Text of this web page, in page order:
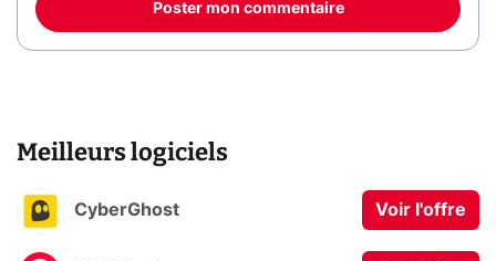
Poster mon commentaire
Meilleurs logiciels
CyberGhost Voir l'offre